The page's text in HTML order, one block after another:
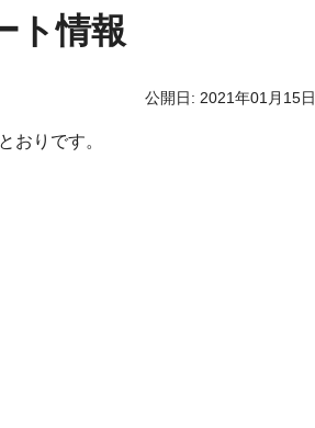
ト情報
公開日: 2021年01月15日
おりです。